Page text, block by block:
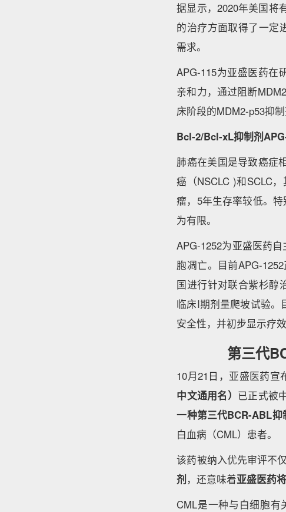
据显示，2020年美国将
的治疗方面取得了一定
需求。
APG-115为亚盛医药在
亲和力，通过阻断
床阶段的MDM2-p53抑
Bcl-2/Bcl-xL抑制剂
肺癌在美国是导致癌症
癌（NSCLC )和SCLC
瘤，5年生存率较低。
为有限。
APG-1252为亚盛医药
胞凋亡。目前APG-
国进行针对联合紫杉醇
临床I期剂量爬坡试验。
安全性，并初步显示疗效
第三代
10月21日，亚盛医药宣
中文通用名） 已正式被
一种第三代BCR-ABL抑
白血病（CML）患者。
该药被纳入优先审评不
剂，还意味着亚盛医药
CML是一种与白细胞有